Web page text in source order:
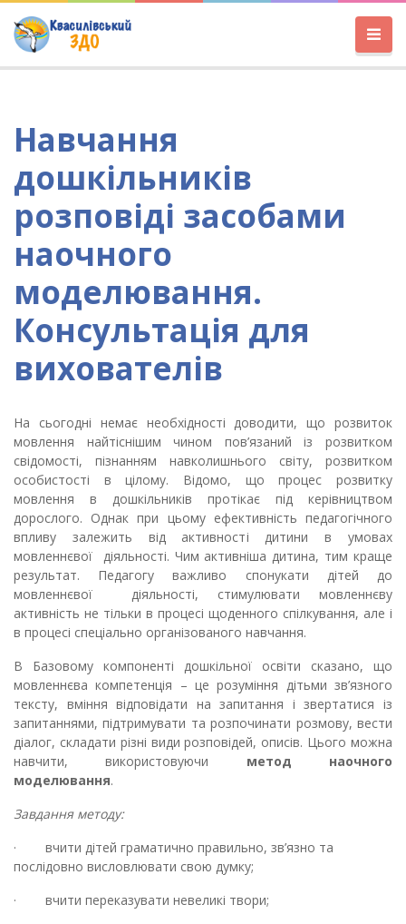
Навчання
дошкільників
розповіді засобами
наочного
моделювання.
Консультація для
вихователів
На сьогодні немає необхідності доводити, що розвиток
мовлення найтіснішим чином пов’язаний із розвитком
свідомості, пізнанням навколишнього світу, розвитком
особистості в цілому. Відомо, що процес розвитку
мовлення в дошкільників протікає під керівництвом
дорослого. Однак при цьому ефективність педагогічного
впливу залежить від активності дитини в умовах
мовленнєвої діяльності. Чим активніша дитина, тим краще
результат. Педагогу важливо спонукати дітей до
мовленнєвої діяльності, стимулювати мовленнєву
активність не тільки в процесі щоденного спілкування, але і
в процесі спеціально організованого навчання.
В Базовому компоненті дошкільної освіти сказано, що
мовленнєва компетенція – це розуміння дітьми зв’язного
тексту, вміння відповідати на запитання і звертатися із
запитаннями, підтримувати та розпочинати розмову, вести
діалог, складати різні види розповідей, описів. Цього можна
навчити, використовуючи метод наочного
моделювання.
Завдання методу:
·
вчити дітей граматично правильно, зв’язно та
послідовно висловлювати свою думку;
·
вчити переказувати невеликі твори;